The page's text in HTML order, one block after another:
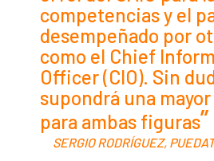
competencias y el
desempeñado por
como el Chief
Officer (CIO). Sin
supondrá una
para ambas figuras
SERGIO RODRÍGUEZ,